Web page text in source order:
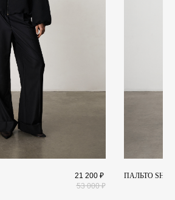
21 200 ₽
53 000 ₽
ПАЛЬТО